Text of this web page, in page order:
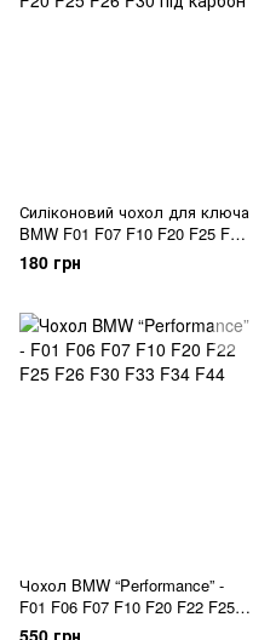
Силіконовий чохол для ключа
BMW F01 F07 F10 F20 F25 F26
F30 під карбон
180 грн
Чохол BMW “Performance” -
F01 F06 F07 F10 F20 F22 F25
F26 F30 F33 F34 F44
550 грн